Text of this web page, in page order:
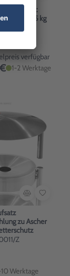
GJ6313R:
715 kg
verfügbar
1-2 Werktage
zu Ascher
Wetterschutz
Z
Werktage